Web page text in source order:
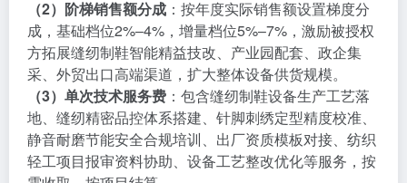
（2）阶梯销售额分成 ：按年度实际销售额设置梯度分
成，基础档位2%–4%，增量档位5%–7%，激励被授权
方拓展缝纫制鞋智能精益技改、产业园配套、政企集
采、外贸出口高端渠道，扩大整体设备供货规模。
（3）单次技术服务费 ：包含缝纫制鞋设备生产工艺落
地、缝纫精密品控体系搭建、针脚刺绣定型精度校准、
静音耐磨节能安全合规培训、出厂资质模板对接、纺织
轻工项目报审资料协助、设备工艺整改优化等服务，按